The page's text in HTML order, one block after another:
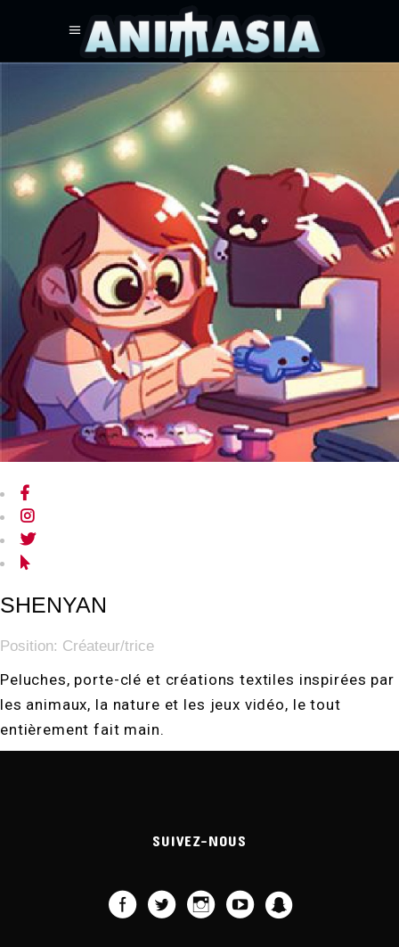
SHENYAN
Position: Créateur/trice
Peluches, porte-clé et créations textiles inspirées par
les animaux, la nature et les jeux vidéo, le tout
entièrement fait main.
SUIVEZ-NOUS